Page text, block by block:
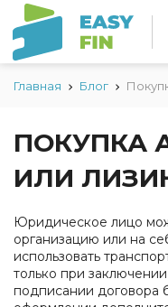
Главная Блог
ПОКУПКА
ИЛИ
Юридическое лицо
организацию или на
использовать
только при
подписании договора